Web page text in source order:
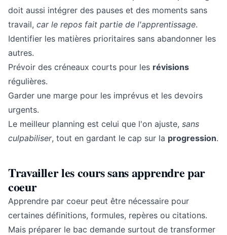
doit aussi intégrer des pauses et des moments sans
travail, car le repos fait partie de l'apprentissage.
Identifier les matières prioritaires sans abandonner les
autres.
Prévoir des créneaux courts pour les révisions
régulières.
Garder une marge pour les imprévus et les devoirs
urgents.
Le meilleur planning est celui que l'on ajuste, sans
culpabiliser, tout en gardant le cap sur la progression.
Travailler les cours sans apprendre par
coeur
Apprendre par coeur peut être nécessaire pour
certaines définitions, formules, repères ou citations.
Mais préparer le bac demande surtout de transformer